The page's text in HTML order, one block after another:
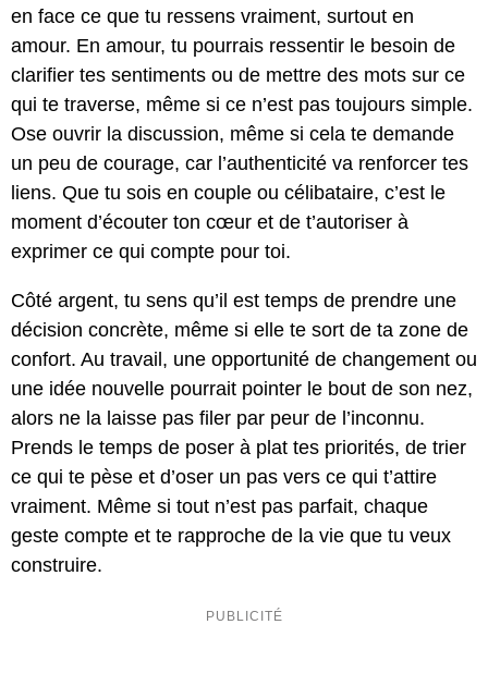
en face ce que tu ressens vraiment, surtout en
amour. En amour, tu pourrais ressentir le besoin de
clarifier tes sentiments ou de mettre des mots sur ce
qui te traverse, même si ce n’est pas toujours simple.
Ose ouvrir la discussion, même si cela te demande
un peu de courage, car l’authenticité va renforcer tes
liens. Que tu sois en couple ou célibataire, c’est le
moment d’écouter ton cœur et de t’autoriser à
exprimer ce qui compte pour toi.
Côté argent, tu sens qu’il est temps de prendre une
décision concrète, même si elle te sort de ta zone de
confort. Au travail, une opportunité de changement ou
une idée nouvelle pourrait pointer le bout de son nez,
alors ne la laisse pas filer par peur de l’inconnu.
Prends le temps de poser à plat tes priorités, de trier
ce qui te pèse et d’oser un pas vers ce qui t’attire
vraiment. Même si tout n’est pas parfait, chaque
geste compte et te rapproche de la vie que tu veux
construire.